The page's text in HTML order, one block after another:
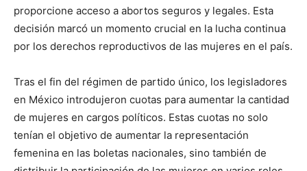
proporcione acceso a abortos seguros y legales. Esta
decisión marcó un momento crucial en la lucha continua
por los derechos reproductivos de las mujeres en el país.
Tras el fin del régimen de partido único, los legisladores
en México introdujeron cuotas para aumentar la cantidad
de mujeres en cargos políticos. Estas cuotas no solo
tenían el objetivo de aumentar la representación
femenina en las boletas nacionales, sino también de